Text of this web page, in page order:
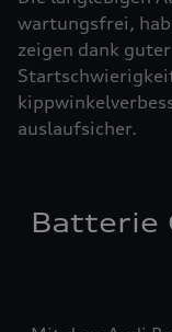
wartungsfrei,
zeigen dank
auslaufsicher.
Batterie